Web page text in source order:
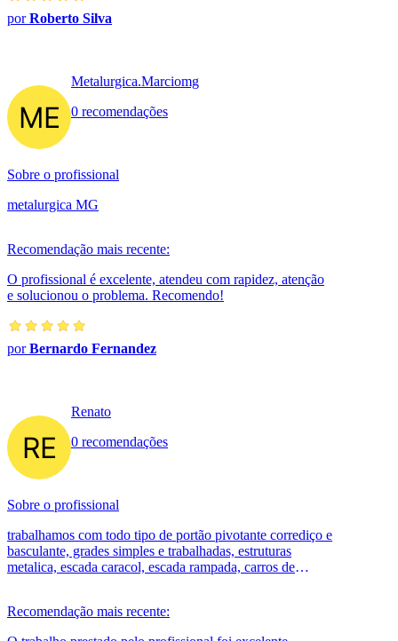
porRoberto Silva
Metalurgica.Marciomg
0 recomendações
Sobre o profissional
metalurgica MG
Recomendação mais recente:
O profissional é excelente, atendeu com rapidez, atenção
e solucionou o problema. Recomendo!
porBernardo Fernandez
Renato
0 recomendações
Sobre o profissional
trabalhamos com todo tipo de portão pivotante corrediço e
basculante, grades simples e trabalhadas, estruturas
metalica, escada caracol, escada rampada, carros de
Recomendação mais recente: